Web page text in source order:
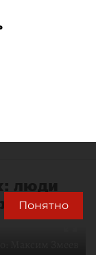
люди
Понятно